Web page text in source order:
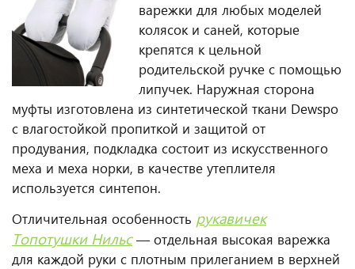
варежки для любых моделей
колясок и саней, которые
крепятся к цельной
родительской ручке с помощью
липучек. Наружная сторона
муфты изготовлена из синтетической ткани Dewspo
с влагостойкой пропиткой и защитой от
продувания, подкладка состоит из искусственного
меха и меха норки, в качестве утеплителя
используется синтепон.
Отличительная особенность рукавичек
Топотушки Нильс — отдельная высокая варежка
для каждой руки с плотным прилеганием в верхней